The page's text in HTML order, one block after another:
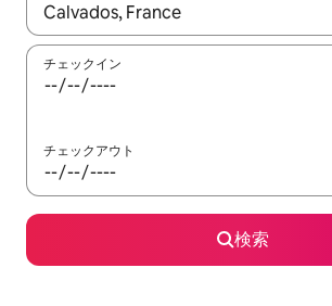
検索結果が表示されたら、上下の矢印キ
チェックイン
チェックアウト
検索